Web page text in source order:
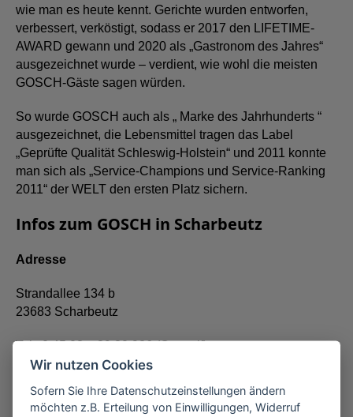
wie man es heute kennt. Gerichte wurden entworfen,
verbessert, verköstigt, sodass er 2017 den LIFETIME-
AWARD gewann und 2020 als „Gastronom des Jahres“
ausgezeichnet wurde – verdient, wie wohl die meisten
GOSCH-Gäste sagen würden.
So wurde GOSCH auch als „ Marke des Jahrhunderts “
ausgezeichnet, die Lebensmittel tragen das Label
„Geprüfte Qualität Schleswig-Holstein“ und 2011 konnte
man sich als „Service-Champions und Service-Ranking
2011“ der WELT den ersten Platz sichern.
Infos zum GOSCH in Scharbeutz
Adresse
Strandallee 134 b
23683 Scharbeutz
Tel.: 0 45 03 – 89 80 986 (Ortstarif)
E-Mail: scharbeutz@gosch.de
Öffnungszeiten
Wir nutzen Cookies
Sofern Sie Ihre Datenschutzeinstellungen ändern
möchten z.B. Erteilung von Einwilligungen, Widerruf